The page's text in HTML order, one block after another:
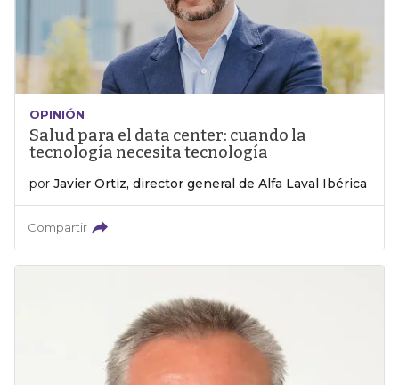
OPINIÓN
Salud para el data center: cuando la
tecnología necesita tecnología
por Javier Ortiz, director general de Alfa Laval Ibérica
Compartir